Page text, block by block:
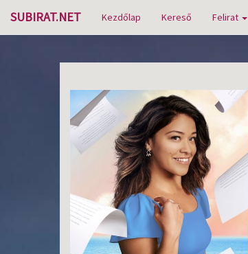
SUBIRAT.NET Kezdőlap Kereső Felirat